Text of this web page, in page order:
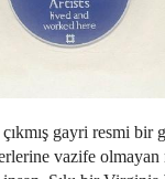
gayri resmi bir
vazife olmayan